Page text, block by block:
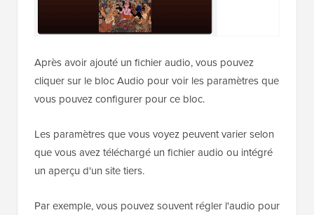
Après avoir ajouté un fichier audio, vous pouvez
cliquer sur le bloc Audio pour voir les paramètres que
vous pouvez configurer pour ce bloc.
Les paramètres que vous voyez peuvent varier selon
que vous avez téléchargé un fichier audio ou intégré
un aperçu d'un site tiers.
Par exemple, vous pouvez souvent régler l'audio pour